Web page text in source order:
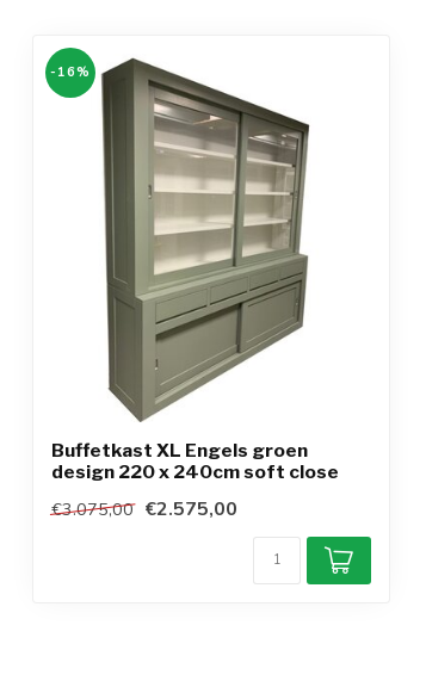
-16%
Buffetkast XL Engels groen
design 220 x 240cm soft close
€3.075,00 €2.575,00